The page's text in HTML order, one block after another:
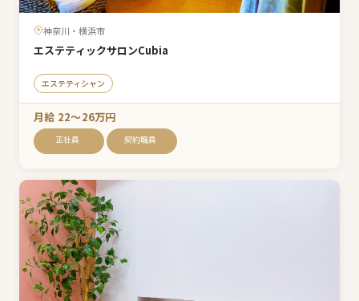
神奈川・横浜市
エステティックサロンCubia
エステティシャン
月給 22〜26万円
正社員 契約職員